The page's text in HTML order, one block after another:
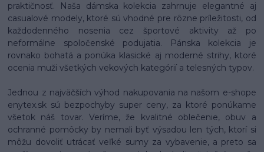
praktičnosť. Naša dámska kolekcia zahrnuje elegantné aj
casualové modely, ktoré sú vhodné pre rôzne príležitosti, od
každodenného nosenia cez športové aktivity až po
neformálne spoločenské podujatia. Pánska kolekcia je
rovnako bohatá a ponúka klasické aj moderné strihy, ktoré
ocenia muži všetkých vekových kategórií a telesných typov.
Jednou z najväčších výhod nakupovania na našom e-shope
enytex.sk sú bezpochyby super ceny, za ktoré ponúkame
všetok náš tovar. Veríme, že kvalitné oblečenie, obuv a
ochranné pomôcky by nemali byť výsadou len tých, ktorí si
môžu dovoliť utrácať veľké sumy za vybavenie, a preto sa